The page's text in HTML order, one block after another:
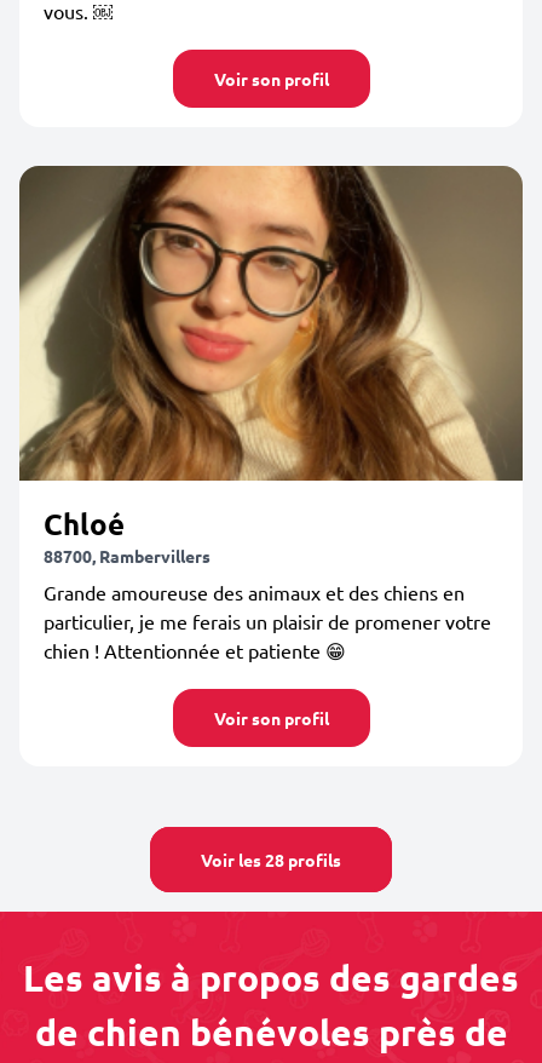
vous. ￼
Voir son profil
Chloé
88700, Rambervillers
Grande amoureuse des animaux et des chiens en
particulier, je me ferais un plaisir de promener votre
chien ! Attentionnée et patiente 😁
Voir son profil
Voir les 28 profils
Les avis à propos des gardes
de chien bénévoles près de